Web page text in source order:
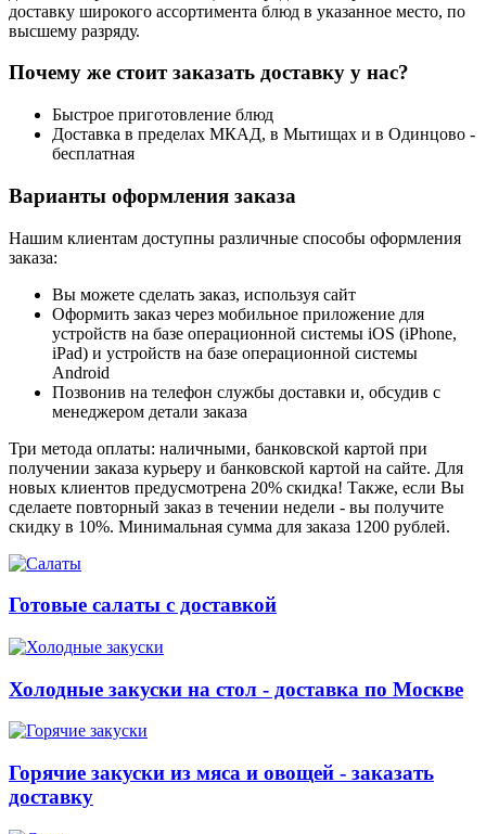
доставку широкого ассортимента блюд в указанное место, по
высшему разряду.
Почему же стоит заказать доставку у нас?
Быстрое приготовление блюд
Доставка в пределах МКАД, в Мытищах и в Одинцово -
бесплатная
Варианты оформления заказа
Нашим клиентам доступны различные способы оформления
заказа:
Вы можете сделать заказ, используя сайт
Оформить заказ через мобильное приложение для
устройств на базе операционной системы iOS (iPhone,
iPad) и устройств на базе операционной системы
Android
Позвонив на телефон службы доставки и, обсудив с
менеджером детали заказа
Три метода оплаты: наличными, банковской картой при
получении заказа курьеру и банковской картой на сайте. Для
новых клиентов предусмотрена 20% скидка! Также, если Вы
сделаете повторный заказ в течении недели - вы получите
скидку в 10%. Минимальная сумма для заказа 1200 рублей.
Готовые салаты с доставкой
Холодные закуски на стол - доставка по Москве
Горячие закуски из мяса и овощей - заказать
доставку